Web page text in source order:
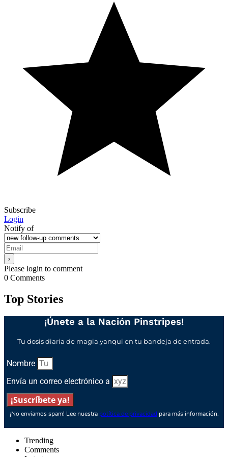
Subscribe
Login
Notify of
Please login to comment
0 Comments
Top Stories
¡Únete a la Nación Pinstripes!
Tu dosis diaria de magia yanqui en tu bandeja de entrada.
Nombre
Envía un correo electrónico a
¡Suscríbete ya!
¡No enviamos spam! Lee nuestra política de privacidad para más información.
Trending
Comments